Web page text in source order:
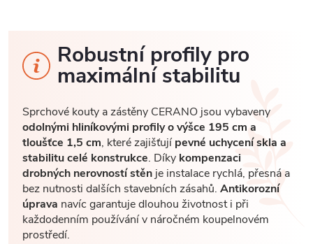
Robustní profily pro
maximální stabilitu
Sprchové kouty a zástěny CERANO jsou vybaveny
odolnými hliníkovými profily o výšce 195 cm a
tloušťce 1,5 cm, které zajišťujípevné uchycení skla a
stabilitu celé konstrukce. Díky kompenzaci
drobných nerovností stěn je instalace rychlá, přesná a
bez nutnosti dalších stavebních zásahů. Antikorozní
úprava navíc garantuje dlouhou životnost i při
každodenním používání v náročném koupelnovém
prostředí.